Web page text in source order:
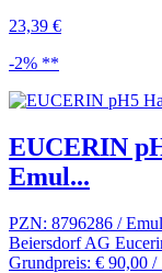
23,39 €
-2% **
EUCERIN
Emul...
PZN: 8796286 /
Beiersdorf AG
Grundpreis: € 90,00 /